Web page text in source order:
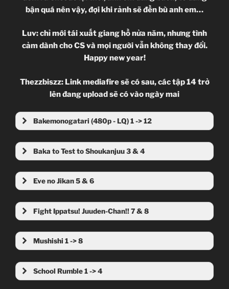
bận quá nên vậy, đợi khi rảnh sẽ đền bù anh em…
Luv: chỉ mới tái xuất giang hồ nửa năm, nhưng tình
cảm dành cho CS và mọi người vẫn không thay đổi.
Happy new year!
Thezzbiszz: Link mediafire sẽ có sau, các tập 14 trở
lên đang upload sẽ có vào ngày mai
Bakemonogatari (480p - LQ) 1 -> 12
MU MF
MUMF
MUMF
MUMF
MUMF
MUMF
Baka to Test to Shoukanjuu 3 & 4
Eve no Jikan 5 & 6
MUMF Part 1MF Part 2
Fight Ippatsu! Juuden-Chan!! 7 & 8
Mushishi 1 -> 8
MU MF Part 1
MUMF Part 1MF Part 2
School Rumble 1 -> 4